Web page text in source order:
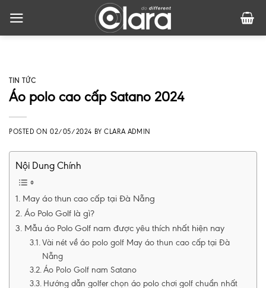
content
TIN TỨC
Áo polo cao cấp Satano 2024
POSTED ON 02/05/2024 BYCLARA ADMIN
Nội Dung Chính
May áo thun cao cấp tại Đà Nẵng
Áo Polo Golf là gì?
Mẫu áo Polo Golf nam được yêu thích nhất hiện nay
Vài nét về áo polo golf May áo thun cao cấp tại Đà
Nẵng
Áo Polo Golf nam Satano
Hướng dẫn golfer chọn áo polo chơi golf chuẩn nhất